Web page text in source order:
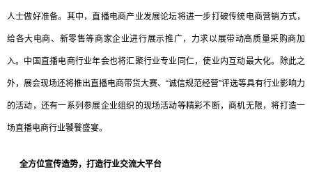
人士做好准备。其中，直播电商产业发展论坛将进一步打破传统电商营销方式，
给各大电商、新零售等商家企业进行展示推广，力求以展带动高质量采购商加
入。中国直播电商行业年会也将汇聚行业专业同仁，使业内互动最大化。除此之
外，展会现场还将推出直播电商带货大赛、“诚信规范经营”评选等具有行业影响力
的活动，还有一系列参展企业组织的现场活动等精彩不断，商机无限，将打造一
场直播电商行业饕餮盛宴。
全方位宣传造势，打造行业交流大平台